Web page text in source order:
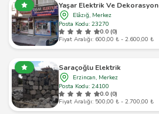
Yaşar Elektrik Ve Dekorasyon
Elâzığ, Merkez
Posta Kodu: 23270
0.0 (0)
Fiyat Aralığı: 600,00 ₺ - 2.600,00 ₺
Saraçoğlu Elektrik
Erzincan, Merkez
Posta Kodu: 24100
0.0 (0)
Fiyat Aralığı: 500,00 ₺ - 2.700,00 ₺